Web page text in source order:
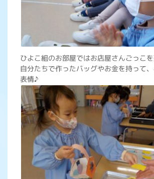
ひよこ組のお部屋ではお店屋さんごっこを
自分たちで作ったバッグやお金を持って
表情♪